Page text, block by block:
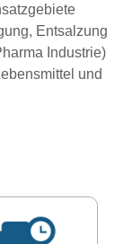
Entsalzung
Industrie)
und